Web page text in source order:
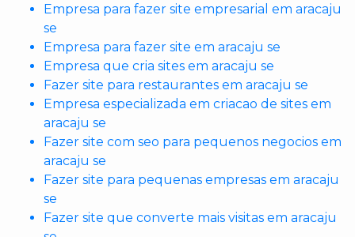
Empresa para fazer site empresarial em aracaju
se
Empresa para fazer site em aracaju se
Empresa que cria sites em aracaju se
Fazer site para restaurantes em aracaju se
Empresa especializada em criacao de sites em
aracaju se
Fazer site com seo para pequenos negocios em
aracaju se
Fazer site para pequenas empresas em aracaju
se
Fazer site que converte mais visitas em aracaju